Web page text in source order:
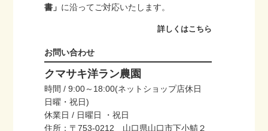
書」 に沿ってご対応いたします。
詳しくはこちら
お問い合わせ
クマサキ洋ラン農園
時間 / 9:00～18:00(ネットショップ店休日
日曜・祝日)
休業日 / 日曜日 ・祝日
住所：〒753-0212 山口県山口市下小鯖２